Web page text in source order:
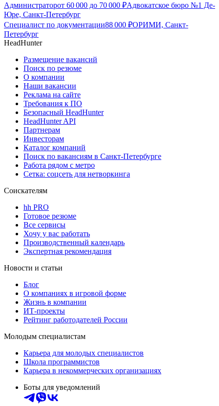
Администраторот 60 000 до 70 000 ₽Адвокатское бюро №1 Де-
Юре, Санкт-Петербург
Специалист по документации88 000 ₽ОРИМИ, Санкт-
Петербург
HeadHunter
Размещение вакансий
Поиск по резюме
О компании
Наши вакансии
Реклама на сайте
Требования к ПО
Безопасный HeadHunter
HeadHunter API
Партнерам
Инвесторам
Каталог компаний
Поиск по вакансиям в Санкт-Петербурге
Работа рядом с метро
Сетка: соцсеть для нетворкинга
Соискателям
hh PRO
Готовое резюме
Все сервисы
Хочу у вас работать
Производственный календарь
Экспертная рекомендация
Новости и статьи
Блог
О компаниях в игровой форме
Жизнь в компании
ИТ-проекты
Рейтинг работодателей России
Молодым специалистам
Карьера для молодых специалистов
Школа программистов
Карьера в некоммерческих организациях
Боты для уведомлений